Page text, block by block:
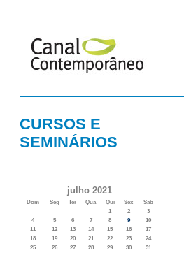
CURSOS E
SEMINÁRIOS
julho 2021
Dom Seg Ter Qua Qui Sex
Sab
1
2
3
4
5 6 7 8 9
10
11
12 13 14 15 16
17
18
19 20 21 22 23
24
25
26 27 28 29 30 31